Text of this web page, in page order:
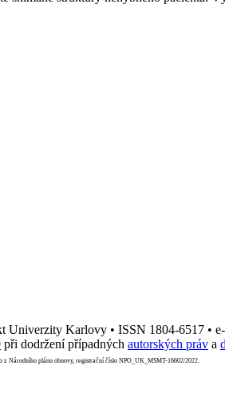
Univerzity Karlovy • ISSN 1804-6517 •
při dodržení případných autorských práv a
Národního plánu obnovy, registrační číslo NPO_UK_MSMT-16602/2022.